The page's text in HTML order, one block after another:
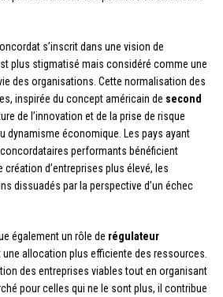
s’inscrit dans une vision de
plus stigmatisé mais considéré comme une
des organisations. Cette normalisation des
inspirée du concept américain de second
de l’innovation et de la prise de risque
dynamisme économique. Les pays ayant
performants bénéficient
création d’entreprises plus élevé, les
dissuadés par la perspective d’un échec
également un rôle de régulateur
une allocation plus efficiente des ressources.
des entreprises viables tout en organisant
pour celles qui ne le sont plus, il contribue